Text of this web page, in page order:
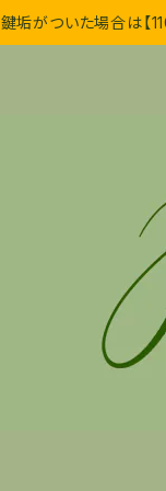
鍵垢がついた場合は【